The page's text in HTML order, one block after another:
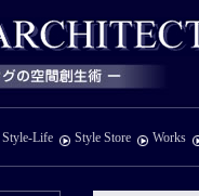
Style-Life Style Store Works